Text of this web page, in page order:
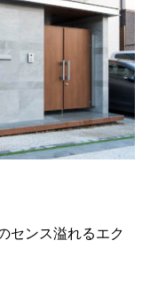
センス溢れるエク